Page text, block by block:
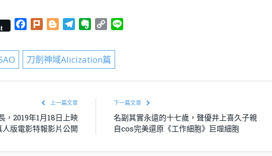
Facebook
Plurk BloggerTelegramEvernote
Copy
刀劍神域Alicization篇
上一篇文章
，2019年1月18日上映
人版電影特報影片公開
下一篇文章
名副其實永遠的十七歲，聲優井上喜久子親
自cos完美還原《工作細胞》巨噬細胞